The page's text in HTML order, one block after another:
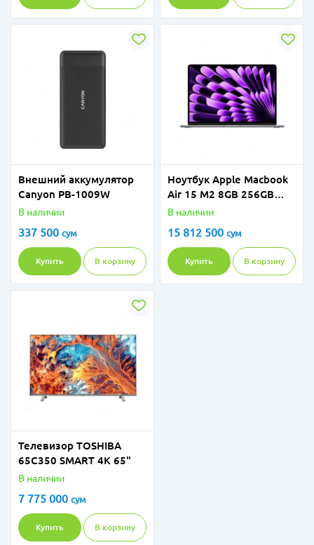
Внешний аккумулятор
Canyon PB-1009W
В наличии
337 500 сум
Купить В корзину
Ноутбук Apple Macbook
Air 15 M2 8GB 256GB
15.2"
В наличии
15 812 500 сум
Купить В корзину
Телевизор TOSHIBA
65C350 SMART 4K 65"
В наличии
7 775 000 сум
Купить В корзину